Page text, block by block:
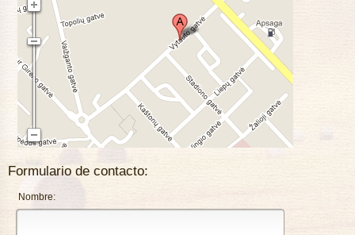
Formulario de contacto:
Nombre: